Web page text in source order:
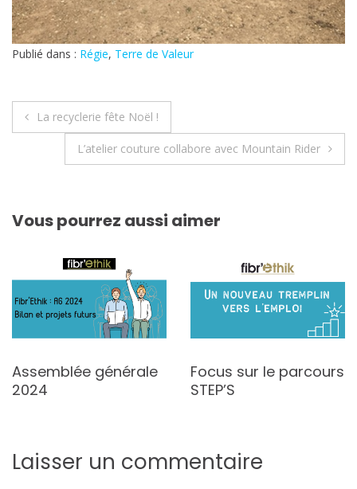
Publié dans : Régie, Terre de Valeur
Navigation
La recyclerie fête Noël !
L’atelier couture collabore avec Mountain Rider
Vous pourrez aussi aimer
Assemblée générale
2024
Focus sur le parcours
STEP’S
Laisser un commentaire